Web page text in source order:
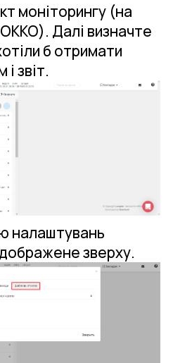
моніторингу (на
ОККО). Далі визначте
б отримати
звіт.
налаштувань
зверху.